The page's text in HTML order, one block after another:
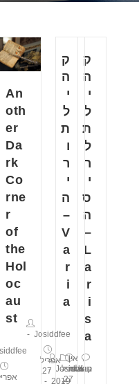
ק
ה
י
ל
ת
ל
ר
י
ס
ה
–
L
a
r
i
s
a
Josiddfee
אפריל
27,
קהילות
אין
תגובות
ק
ה
י
ל
ת
ו
ר
י
ה
–
V
a
r
i
a
Josiddfee
אפריל
27,
2019
An
oth
er
Da
rk
Co
rne
r
of
the
Hol
oc
au
st